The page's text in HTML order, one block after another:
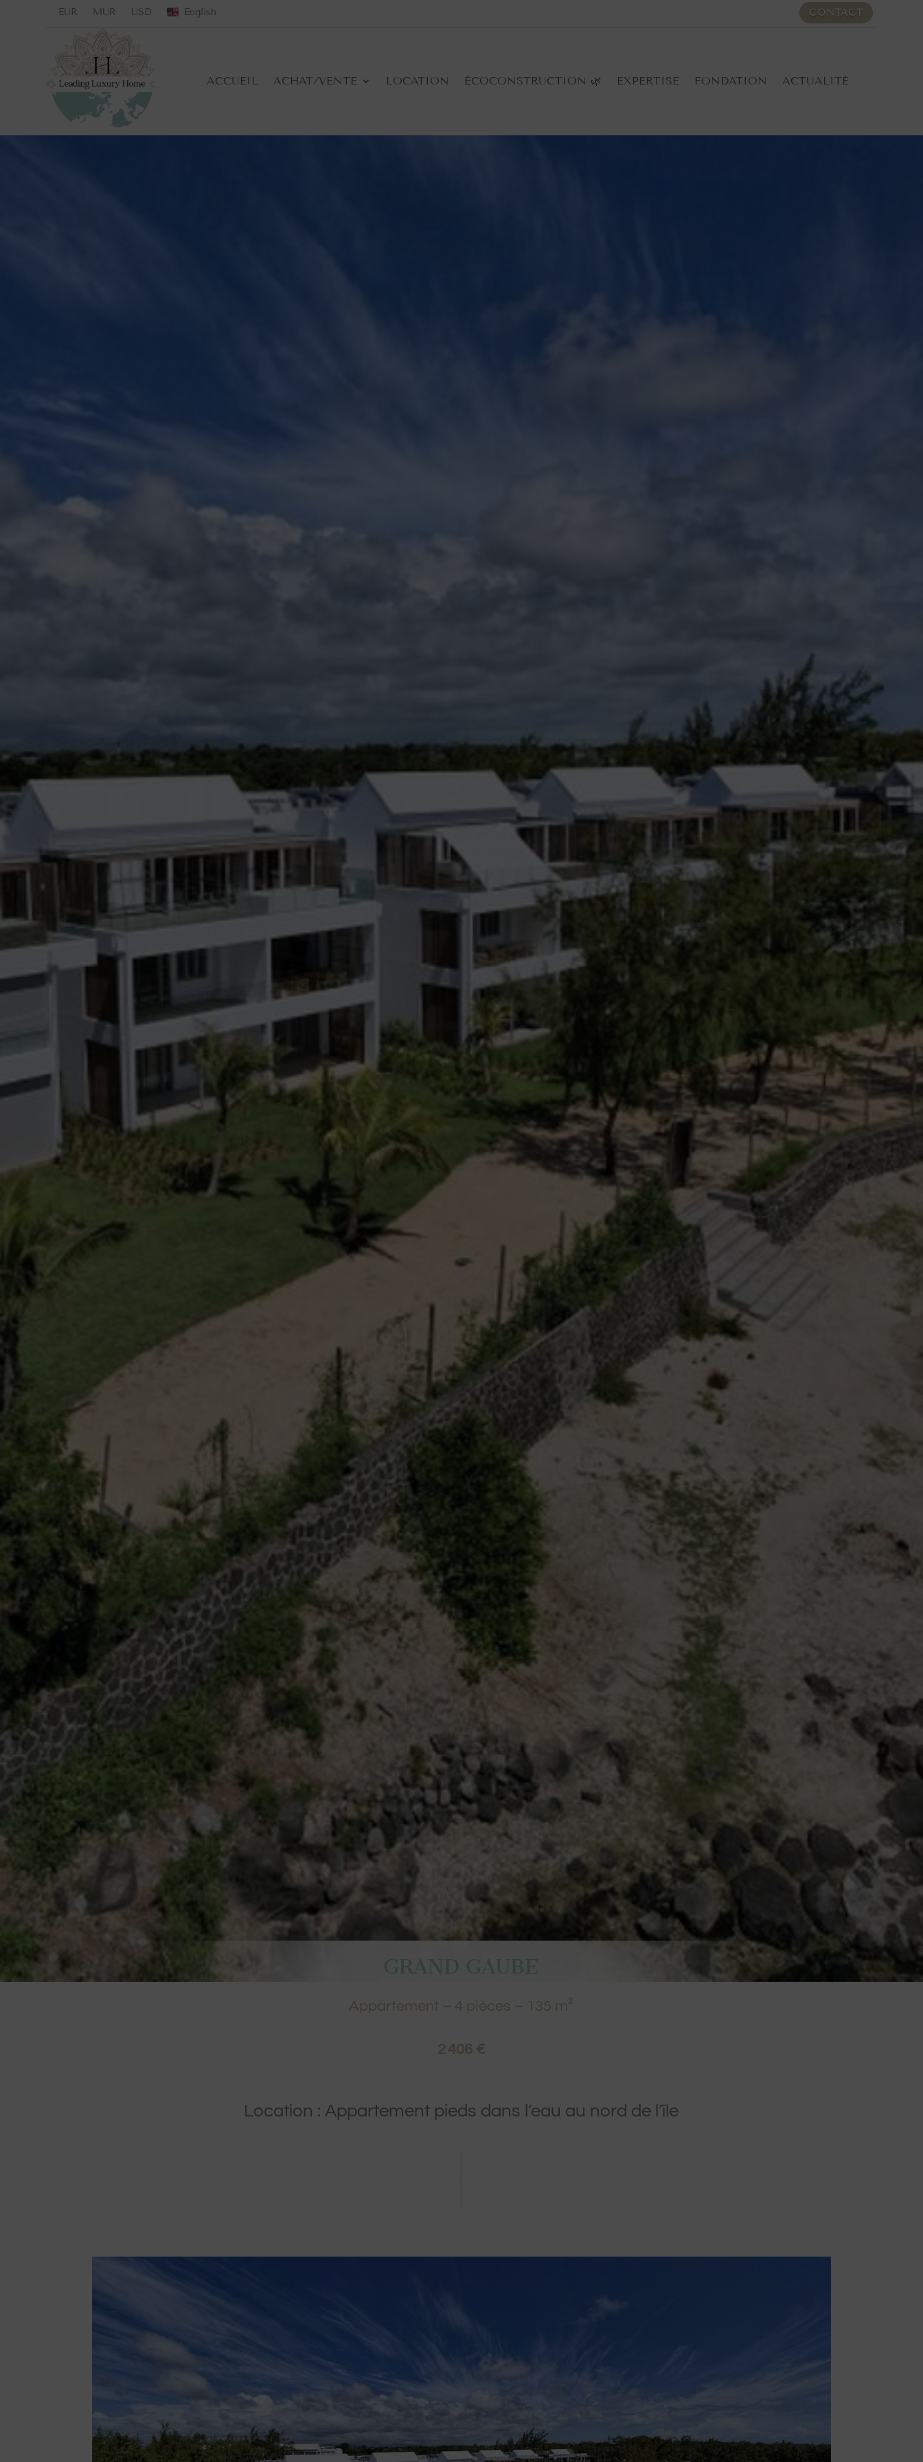
EUR MUR USD English CONTACT
ACCUEIL ACHAT/VENTE LOCATION ÉCOCONSTRUCTION 🌿 EXPERTISE FONDATION ACTUALITÉ
GRAND GAUBE
Appartement – 4 pièces – 135 m²
2 406 €
Location : Appartement pieds dans l’eau au nord de l’île